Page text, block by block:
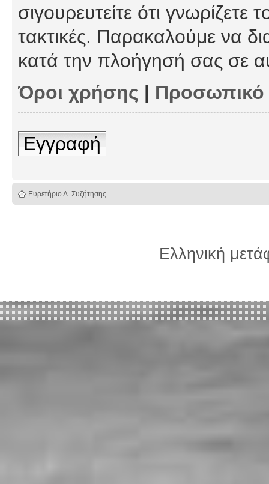
σιγουρευτείτε ότι γνωρίζετε
τακτικές. Παρακαλούμε να
κατά την πλοήγησή σας σε
Όροι χρήσης |
Εγγραφή
Ευρετήριο Δ. Συζήτησης
Ελληνική